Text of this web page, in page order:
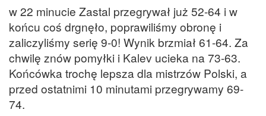
w 22 minucie Zastal przegrywał już 52-64 i w
końcu coś drgnęło, poprawiliśmy obronę i
zaliczyliśmy serię 9-0! Wynik brzmiał 61-64. Za
chwilę znów pomyłki i Kalev ucieka na 73-63.
Końcówka trochę lepsza dla mistrzów Polski, a
przed ostatnimi 10 minutami przegrywamy 69-
74.